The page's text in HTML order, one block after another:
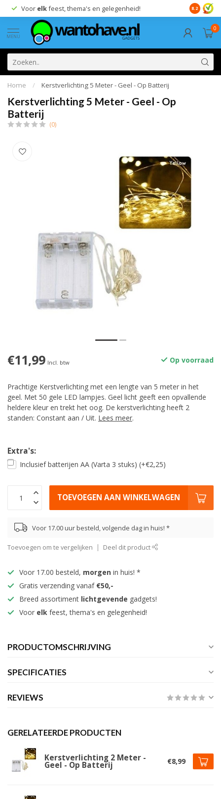
Voor elkfeest, thema's en gelegenheid! 8.2
MENU
0
Home / Kerstverlichting 5 Meter - Geel - Op Batterij
Kerstverlichting 5 Meter - Geel - Op
Batterij
(0)
€11,99 Incl. btw Op voorraad
Prachtige Kerstverlichting met een lengte van 5 meter in het
geel. Met 50 gele LED lampjes. Geel licht geeft een opvallende
heldere kleur en trekt het oog. De kerstverlichting heeft 2
standen: Constant aan / Uit. Lees meer.
Extra's:
Inclusief batterijen AA (Varta 3 stuks) (+€2,25)
TOEVOEGEN AAN WINKELWAGEN
Voor 17.00 uur besteld, volgende dag in huis! *
Toevoegen om te vergelijken Deel dit product
Voor 17.00 besteld, morgen in huis! *
Gratis verzending vanaf €50,-
Breed assortiment lichtgevende gadgets!
Voor elk feest, thema's en gelegenheid!
PRODUCTOMSCHRIJVING
SPECIFICATIES
REVIEWS
GERELATEERDE PRODUCTEN
Kerstverlichting 2 Meter -
Geel - Op Batterij €8,99